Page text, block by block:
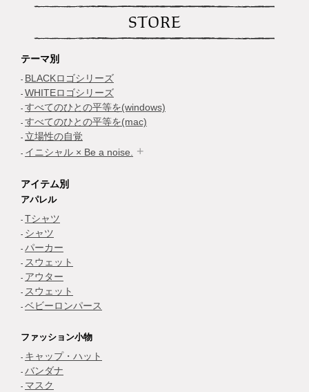
STORE
テーマ別
BLACKロゴシリーズ
WHITEロゴシリーズ
すべてのひとの平等を(windows)
すべてのひとの平等を(mac)
立場性の自覚
イニシャル × Be a noise.
アイテム別
アパレル
Tシャツ
シャツ
パーカー
スウェット
アウター
スウェット
ベビーロンパース
ファッション小物
キャップ・ハット
バンダナ
マスク